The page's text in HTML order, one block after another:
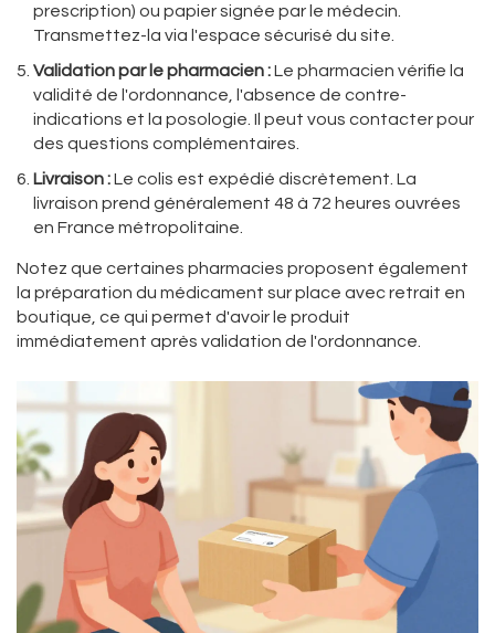
prescription) ou papier signée par le médecin.
Transmettez-la via l'espace sécurisé du site.
Validation par le pharmacien :Le pharmacien vérifie la
validité de l'ordonnance, l'absence de contre-
indications et la posologie. Il peut vous contacter pour
des questions complémentaires.
Livraison :Le colis est expédié discrètement. La
livraison prend généralement 48 à 72 heures ouvrées
en France métropolitaine.
Notez que certaines pharmacies proposent également
la préparation du médicament sur place avec retrait en
boutique, ce qui permet d'avoir le produit
immédiatement après validation de l'ordonnance.